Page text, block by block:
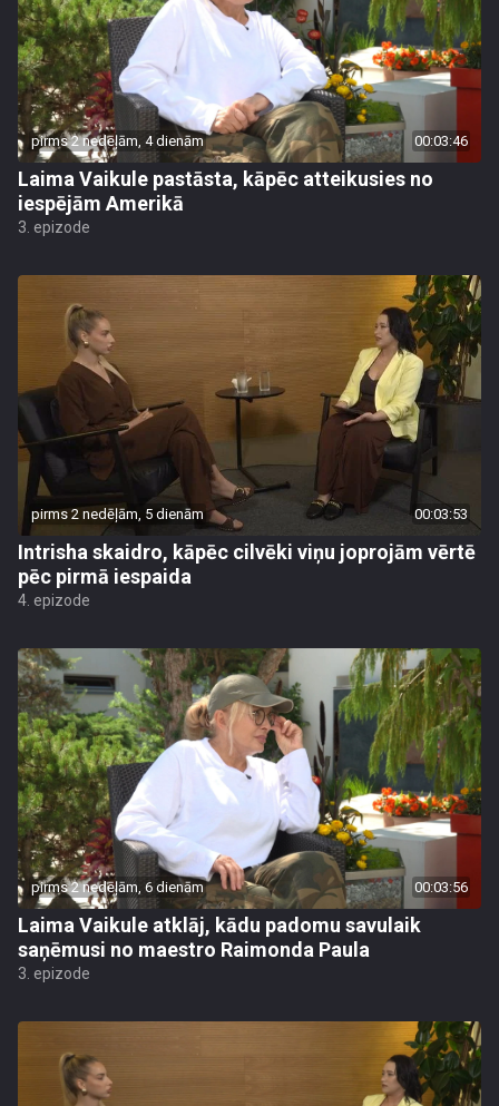
pirms 2 nedēļām, 4 dienām 00:03:46
Laima Vaikule pastāsta, kāpēc atteikusies no
iespējām Amerikā
3. epizode
pirms 2 nedēļām, 5 dienām 00:03:53
Intrisha skaidro, kāpēc cilvēki viņu joprojām vērtē
pēc pirmā iespaida
4. epizode
pirms 2 nedēļām, 6 dienām 00:03:56
Laima Vaikule atklāj, kādu padomu savulaik
saņēmusi no maestro Raimonda Paula
3. epizode